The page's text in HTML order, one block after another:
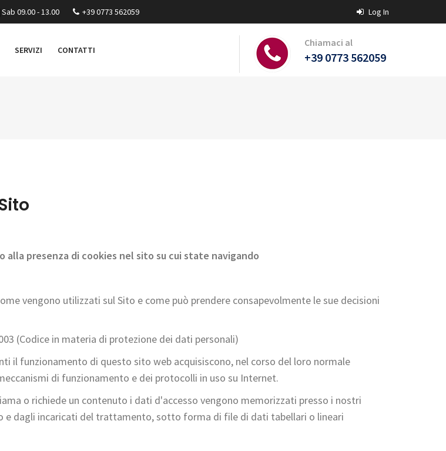
09.00 - 13.00 +39 0773 562059 Log In
SERVIZI CONTATTI
Chiamaci al
+39 0773 562059
alla presenza di cookies nel sito su cui state navigando
vengono utilizzati sul Sito e come può prendere consapevolmente le sue decisioni
(Codice in materia di protezione dei dati personali)
il funzionamento di questo sito web acquisiscono, nel corso del loro normale
di funzionamento e dei protocolli in uso su Internet.
o richiede un contenuto i dati d'accesso vengono memorizzati presso i nostri
dagli incaricati del trattamento, sotto forma di file di dati tabellari o lineari